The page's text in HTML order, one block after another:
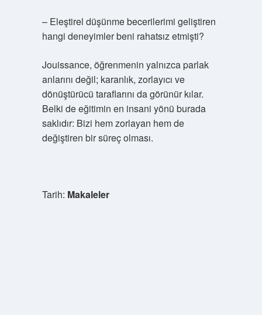
– Eleştirel düşünmebecerilerimi geliştiren
hangi deneyimler beni rahatsız etmişti?
Jouissance, öğrenmenin yalnızca parlak
anlarını değil; karanlık, zorlayıcı ve
dönüştürücü taraflarını da görünür kılar.
Belki de eğitimin en insani yönü burada
saklıdır: Bizi hem zorlayan hem de
değiştiren bir süreç olması.
Tarih: Makaleler